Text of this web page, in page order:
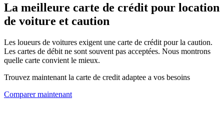
La meilleure carte de crédit pour location
de voiture et caution
Les loueurs de voitures exigent une carte de crédit pour la caution.
Les cartes de débit ne sont souvent pas acceptées. Nous montrons
quelle carte convient le mieux.
Trouvez maintenant la carte de credit adaptee a vos besoins
Comparer maintenant